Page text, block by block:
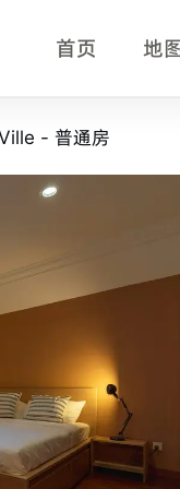
首页 地
事实摘要
普通房房型，适合
为准。
- 普通房